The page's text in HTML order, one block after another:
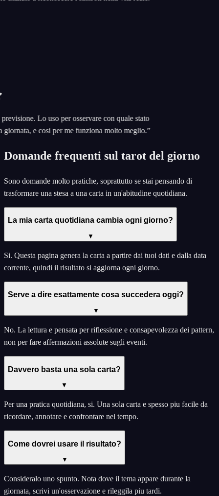
Lo uso per osservare con quale stato
e cosi per me funziona molto meglio.”
Domande frequenti sul tarot del giorno
Sono domande molto pratiche, soprattutto se stai pensando di
trasformare una stesa a una carta in un'abitudine quotidiana.
La mia carta quotidiana cambia ogni giorno?
▼
Si. Questa pagina genera la carta a partire dai tuoi dati e dalla data
corrente, quindi il risultato si aggiorna ogni giorno.
Serve a dire esattamente cosa succedera oggi?
▼
No. La lettura e pensata per riflessione e consapevolezza dei pattern,
non per fare affermazioni assolute sugli eventi.
Davvero basta una sola carta?
▼
Per una pratica quotidiana, si. Una sola carta e spesso piu facile da
ricordare, annotare e confrontare nel tempo.
Come dovrei usare il risultato?
▼
Consideralo uno spunto. Nota dove il tema appare durante la
giornata, scrivi un'osservazione e rileggila piu tardi.